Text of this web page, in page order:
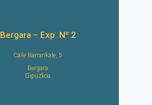
Bergara – Exp. Nº 2
Calle Barrankale, 5
Bergara
Gipuzkoa